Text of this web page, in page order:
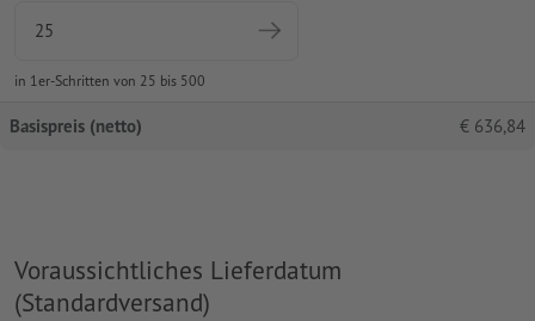
in 1er-Schritten von 25 bis 500
Basispreis (netto) € 636,84
Voraussichtliches Lieferdatum
(Standardversand)